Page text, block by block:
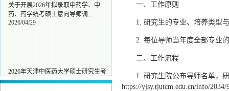
·
关于开展2026年拟录取中药学、中
药、药学统考硕士意向导师调...
2026/04/29
·
2026年天津中医药大学硕士研究生考
研大纲 2025/10/09
一、工作原则
1. 研究生的专业、培养类型
2. 每位导师当年度全部专业
二、工作流程
1. 研究生院公布导师名单，
https://yjsy.tjutcm.edu.cn/info/2034/